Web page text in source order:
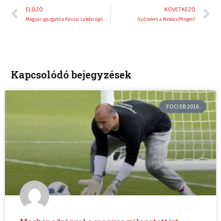
Előző
ELŐZŐ
Magyar igazgató a Kassai Labdarúgó Akadémia élén
KÖVETKEZŐ
Győzelem a RabócsiRingen!
Kapcsolódó bejegyzések
FOCI EB 2016